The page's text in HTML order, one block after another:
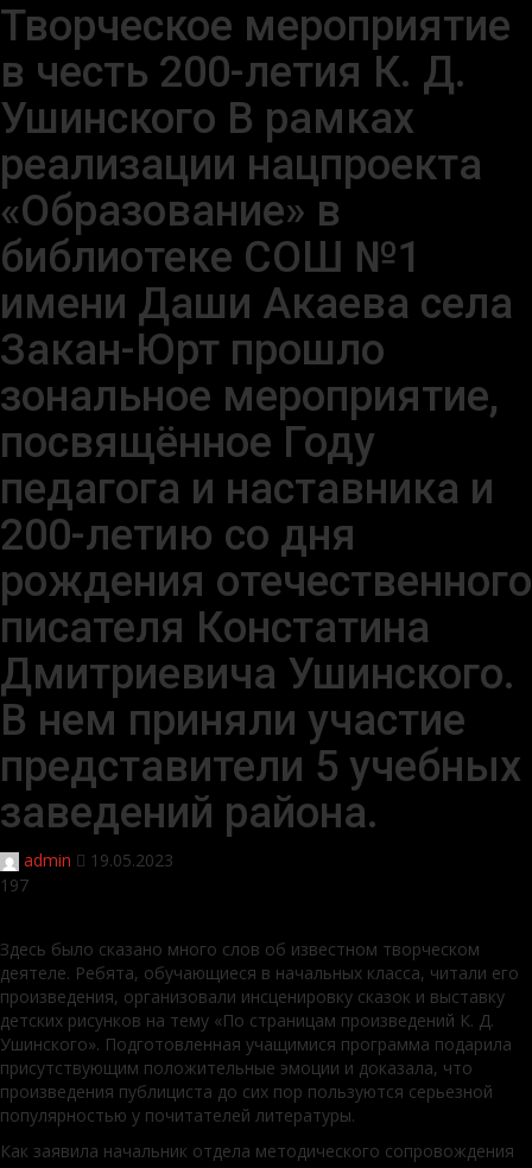
Творческое мероприятие
в честь 200-летия К. Д.
Ушинского В рамках
реализации нацпроекта
«Образование» в
библиотеке СОШ №1
имени Даши Акаева села
Закан-Юрт прошло
зональное мероприятие,
посвящённое Году
педагога и наставника и
200-летию со дня
рождения отечественного
писателя Констатина
Дмитриевича Ушинского.
В нем приняли участие
представители 5 учебных
заведений района.
admin
19.05.2023
197
Здесь было сказано много слов об известном творческом
деятеле. Ребята, обучающиеся в начальных класса, читали его
произведения, организовали инсценировку сказок и выставку
детских рисунков на тему «По страницам произведений К. Д.
Ушинского». Подготовленная учащимися программа подарила
присутствующим положительные эмоции и доказала, что
произведения публициста до сих пор пользуются серьезной
популярностью у почитателей литературы.
Как заявила начальник отдела методического сопровождения